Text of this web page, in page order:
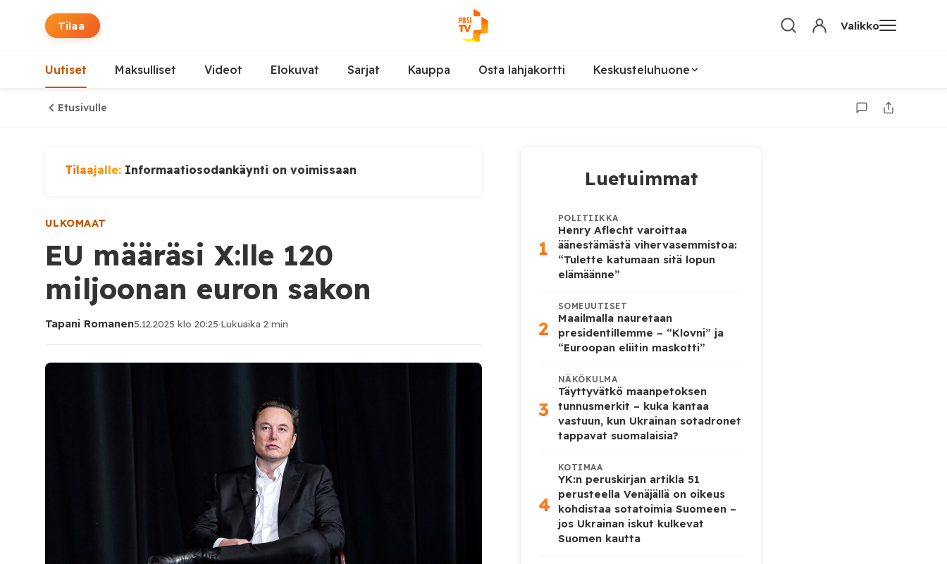
Tilaa Valikko
Uutiset Maksulliset Videot Elokuvat Sarjat Kauppa Osta lahjakortti Keskusteluhuone
Etusivulle
Tilaajalle: Informaatiosodankäynti on voimissaan
ULKOMAAT
EU määräsi X:lle 120
miljoonan euron sakon
Tapani Romanen5.12.2025 klo 20:25·Lukuaika 2 min
Luetuimmat
1
POLITIIKKA
Henry Aflecht varoittaa
äänestämästä vihervasemmistoa:
“Tulette katumaan sitä lopun
elämäänne”
2
SOMEUUTISET
Maailmalla nauretaan
presidentillemme – “Klovni” ja
“Euroopan eliitin maskotti”
3
NÄKÖKULMA
Täyttyvätkö maanpetoksen
tunnusmerkit – kuka kantaa
vastuun, kun Ukrainan sotadronet
tappavat suomalaisia?
4
KOTIMAA
YK:n peruskirjan artikla 51
perusteella Venäjällä on oikeus
kohdistaa sotatoimia Suomeen –
jos Ukrainan iskut kulkevat
Suomen kautta